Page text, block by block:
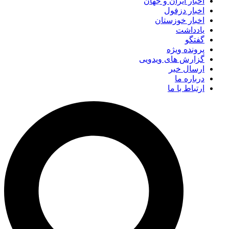
اخبار دزفول
اخبار خوزستان
یادداشت
گفتگو
پرونده ویژه
گزارش های ویدویی
ارسال خبر
درباره ما
ارتباط با ما